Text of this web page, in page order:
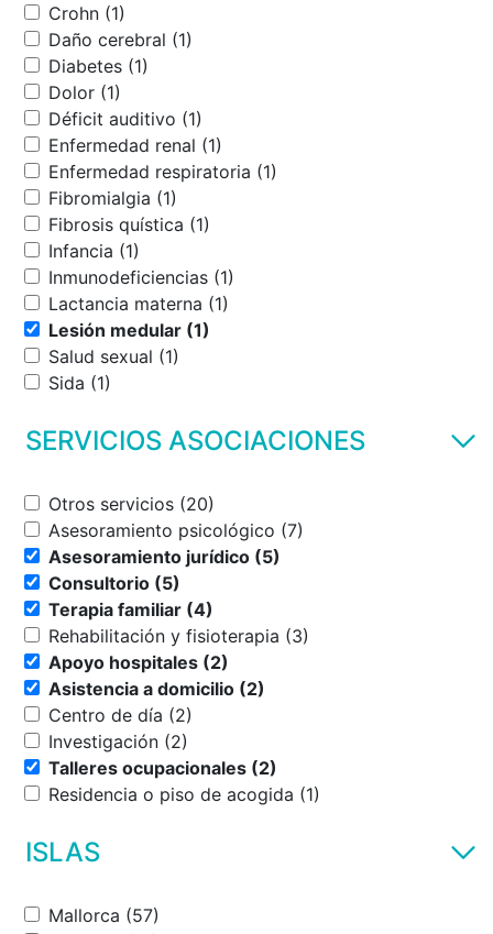
Crohn (1)
Daño cerebral (1)
Diabetes (1)
Dolor (1)
Déficit auditivo (1)
Enfermedad renal (1)
Enfermedad respiratoria (1)
Fibromialgia (1)
Fibrosis quística (1)
Infancia (1)
Inmunodeficiencias (1)
Lactancia materna (1)
Lesión medular (1)
Salud sexual (1)
Sida (1)
SERVICIOS ASOCIACIONES
Otros servicios (20)
Asesoramiento psicológico (7)
Asesoramiento jurídico (5)
Consultorio (5)
Terapia familiar (4)
Rehabilitación y fisioterapia (3)
Apoyo hospitales (2)
Asistencia a domicilio (2)
Centro de día (2)
Investigación (2)
Talleres ocupacionales (2)
Residencia o piso de acogida (1)
ISLAS
Mallorca (57)